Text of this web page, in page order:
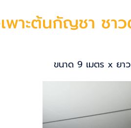
พาะต้นกัญชา ชา
ขนาด 9 เมตร x ยา